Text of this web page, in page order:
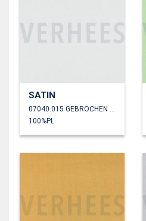
SATIN
100%PL